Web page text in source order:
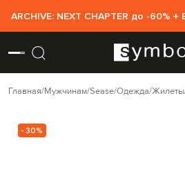
ARCHIVE: NEXT CHAPTER до -60% +
Главная Мужчинам Sease Одежда Жилеты
- 30%